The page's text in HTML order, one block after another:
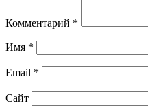
Комментарий *
Имя *
Email *
Сайт